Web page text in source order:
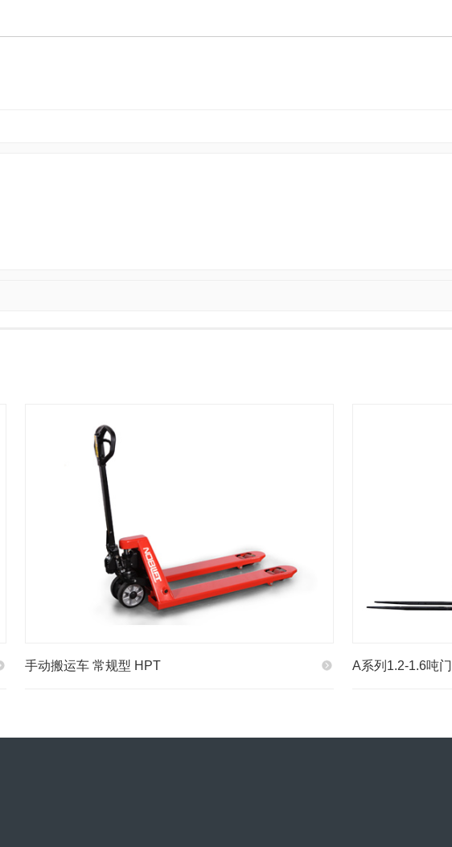
手动搬运车 常规型 HPT A系列1.2-1.6吨